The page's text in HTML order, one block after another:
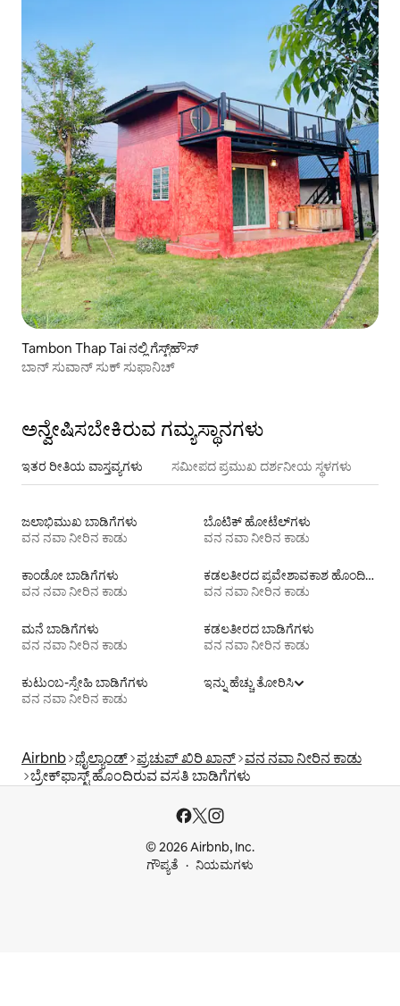
Tambon Thap Tai ನಲ್ಲಿ ಗೆಸ್ಟ್‌ಹೌಸ್
ಬಾನ್ ಸುವಾನ್ ಸುಕ್ ಸುಫಾನಿಚ್
ಅನ್ವೇಷಿಸಬೇಕಿರುವ ಗಮ್ಯಸ್ಥಾನಗಳು
ಇತರ ರೀತಿಯ ವಾಸ್ತವ್ಯಗಳು ಸಮೀಪದ ಪ್ರಮುಖ ದರ್ಶನೀಯ ಸ್ಥಳಗಳು
ಜಲಾಭಿಮುಖ ಬಾಡಿಗೆಗಳು
ವನ ನವಾ ನೀರಿನ ಕಾಡು
ಬೊಟಿಕ್ ಹೋಟೆಲ್‌ಗಳು
ವನ ನವಾ ನೀರಿನ ಕಾಡು
ಕಾಂಡೋ ಬಾಡಿಗೆಗಳು
ವನ ನವಾ ನೀರಿನ ಕಾಡು
ಕಡಲತೀರದ ಪ್ರವೇಶಾವಕಾಶ ಹೊಂದಿರುವ ವಸತಿ ಬಾಡಿಗೆಗಳು
ವನ ನವಾ ನೀರಿನ ಕಾಡು
ಮನೆ ಬಾಡಿಗೆಗಳು
ವನ ನವಾ ನೀರಿನ ಕಾಡು
ಕಡಲತೀರದ ಬಾಡಿಗೆಗಳು
ವನ ನವಾ ನೀರಿನ ಕಾಡು
ಕುಟುಂಬ-ಸ್ನೇಹಿ ಬಾಡಿಗೆಗಳು
ವನ ನವಾ ನೀರಿನ ಕಾಡು
ಇನ್ನು ಹೆಚ್ಚು ತೋರಿಸಿ
Airbnb ಥೈಲ್ಯಾಂಡ್ ಪ್ರಚುಪ್ ಖಿರಿ ಖಾನ್ ವನ ನವಾ ನೀರಿನ ಕಾಡು
ಬ್ರೇಕ್‍‍ಫಾಸ್ಟ್ ಹೊಂದಿರುವ ವಸತಿ ಬಾಡಿಗೆಗಳು
© 2026 Airbnb, Inc.
ಗೌಪ್ಯತೆ
ನಿಯಮಗಳು